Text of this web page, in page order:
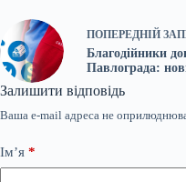
ПОПЕРЕДНІЙ
Благодійники
Павлограда:
Залишити відповідь
Ваша e-mail адреса не
Ім’я *